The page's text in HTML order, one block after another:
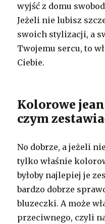
wyjść z domu
Jeżeli nie lubisz
swoich stylizacji, a
Twojemu sercu, to
Ciebie.
Kolorowe
czym
No dobrze, a jeżeli
tylko właśnie
byłoby najlepiej je
bardzo dobrze
bluzeczki. A może
przeciwnego, czyli